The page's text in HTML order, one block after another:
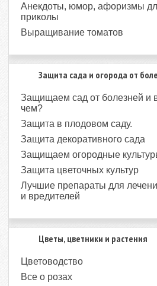
Анекдоты, юмор, афоризмы
приколы
Выращивание томатов
Защита сада и огорода от
Защищаем сад от болезней и
чем?
Защита в плодовом саду.
Защита декоративного сада
Защищаем огородные
Защита цветочных культур
Лучшие препараты для
и вредителей
Цветы, цветники и растения
Цветоводство
Все о розах